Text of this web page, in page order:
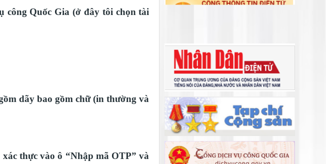
công Quốc Gia (ở đây tôi chọn tài
dãy bao gồm chữ (in thường và
thực vào ô “Nhập mã OTP” và
án đầu tư xây dựng đường bộ cao